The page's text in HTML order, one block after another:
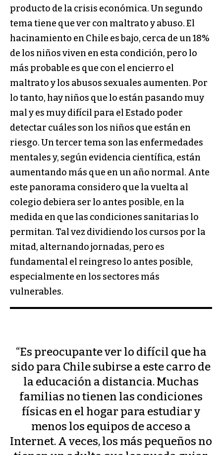
producto de la crisis económica. Un segundo
tema tiene que ver con maltrato y abuso. El
hacinamiento en Chile es bajo, cerca de un 18%
de los niños viven en esta condición, pero lo
más probable es que con el encierro el
maltrato y los abusos sexuales aumenten. Por
lo tanto, hay niños que lo están pasando muy
mal y es muy difícil para el Estado poder
detectar cuáles son los niños que están en
riesgo. Un tercer tema son las enfermedades
mentales y, según evidencia científica, están
aumentando más que en un año normal. Ante
este panorama considero que la vuelta al
colegio debiera ser lo antes posible, en la
medida en que las condiciones sanitarias lo
permitan. Tal vez dividiendo los cursos por la
mitad, alternando jornadas, pero es
fundamental el reingreso lo antes posible,
especialmente en los sectores más
vulnerables.
“Es preocupante ver lo difícil que ha
sido para Chile subirse a este carro de
la educación a distancia. Muchas
familias no tienen las condiciones
físicas en el hogar para estudiar y
menos los equipos de acceso a
Internet. A veces, los más pequeños no